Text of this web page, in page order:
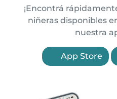
¡Encontrá
niñeras disponibles
nuestra
App Store